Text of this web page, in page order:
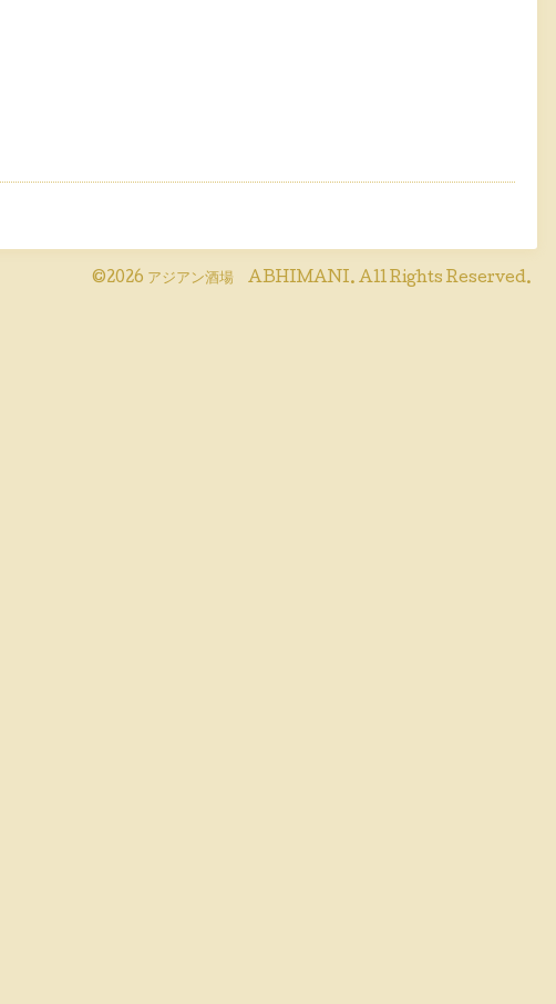
©2026 アジアン酒場 ABHIMANI. All Rights Reserved.